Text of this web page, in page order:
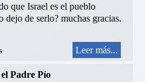
que Israel es el pueblo
dejo de serlo? muchas gracias.
Leer más...
Padre Pío